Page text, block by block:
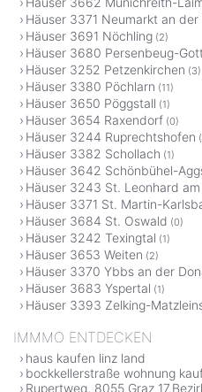
Häuser 3371 Neumarkt an
Häuser 3691 Nöchling (2)
Häuser 3680 Persenbeug-
Häuser 3252 Petzenkirchen (3)
Häuser 3380 Pöchlarn (11)
Häuser 3650 Pöggstall (1)
Häuser 3654 Raxendorf (0)
Häuser 3244 Ruprechtshofen
Häuser 3382 Schollach (1)
Häuser 3642 Schönbühel-
Häuser 3243 St. Leonhard am
Häuser 3371 St. Martin-
Häuser 3684 St. Oswald (0)
Häuser 3242 Texingtal (1)
Häuser 3653 Weiten (2)
Häuser 3370 Ybbs an der
Häuser 3683 Yspertal (1)
Häuser 3393 Zelking-
IMMMO ENTDECKEN
haus kaufen linz land
bockkellerstraße wohnung
Rupertweg, 8055 Graz